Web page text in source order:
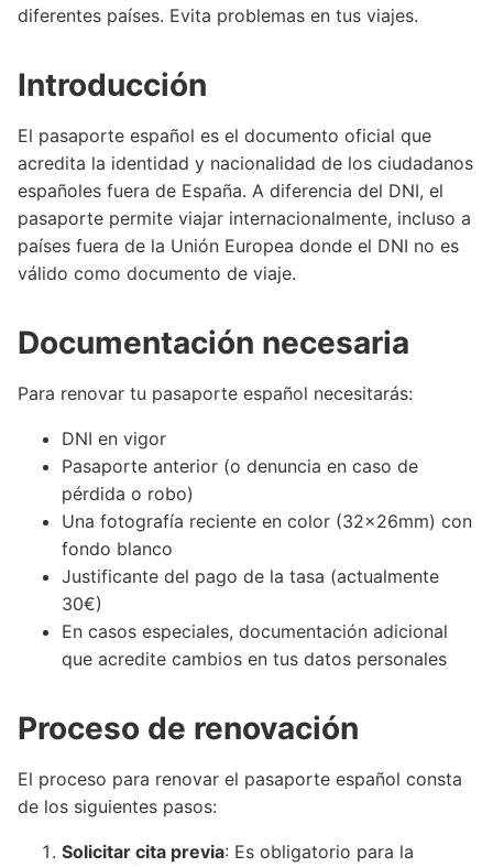
diferentes países. Evita problemas en tus viajes.
Introducción
El pasaporte español es el documento oficial que
acredita la identidad y nacionalidad de los ciudadanos
españoles fuera de España. A diferencia del DNI, el
pasaporte permite viajar internacionalmente, incluso a
países fuera de la Unión Europea donde el DNI no es
válido como documento de viaje.
Documentación necesaria
Para renovar tu pasaporte español necesitarás:
DNI en vigor
Pasaporte anterior (o denuncia en caso de
pérdida o robo)
Una fotografía reciente en color (32x26mm) con
fondo blanco
Justificante del pago de la tasa (actualmente
30€)
En casos especiales, documentación adicional
que acredite cambios en tus datos personales
Proceso de renovación
El proceso para renovar el pasaporte español consta
de los siguientes pasos:
Solicitar cita previa: Es obligatorio para la